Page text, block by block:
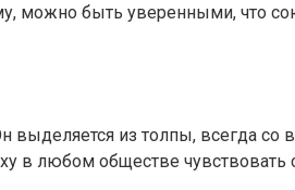
можно быть уверенными, что
из толпы, всегда
в любом обществе